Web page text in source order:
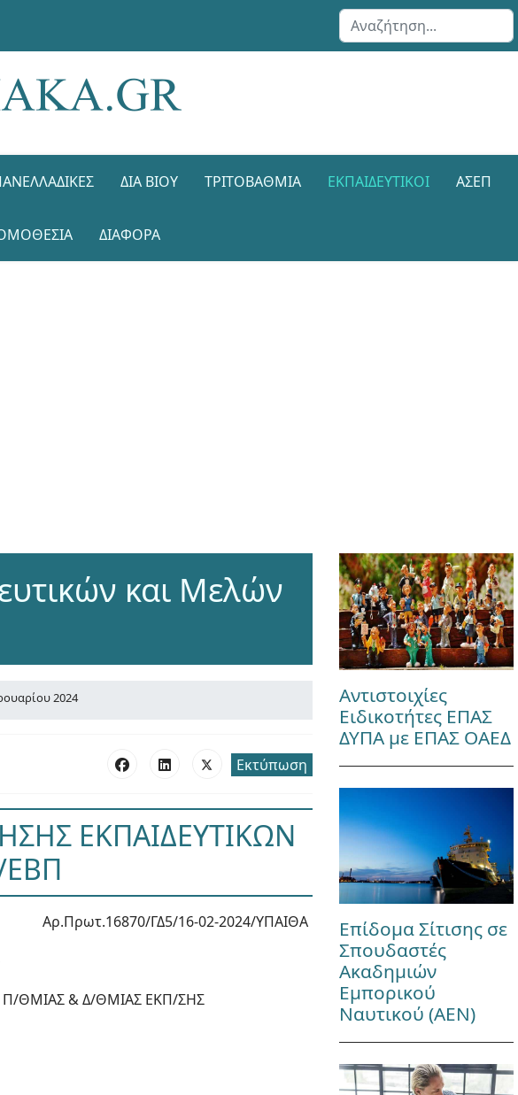
Αναζήτηση...
ΔΙΑ ΒΊΟΥ ΤΡΙΤΟΒΆΘΜΙΑ ΕΚΠΑΙΔΕΥΤΙΚΟΊ ΑΣΕΠ
ΔΙΑΦΟΡΑ
και Μελών
2024
Εκτύπωση
ΕΚΠΑΙΔΕΥΤΙΚΩΝ
Αρ.Πρωτ.16870/ΓΔ5/16-02-2024/ΥΠΑΙΘΑ
Π/ΘΜΙΑΣ & Δ/ΘΜΙΑΣ ΕΚΠ/ΣΗΣ
Αντιστοιχίες
Ειδικοτήτες ΕΠΑΣ
ΔΥΠΑ με ΕΠΑΣ ΟΑΕΔ
Επίδομα Σίτισης σε
Σπουδαστές
Ακαδημιών
Εμπορικού
Ναυτικού (ΑΕΝ)